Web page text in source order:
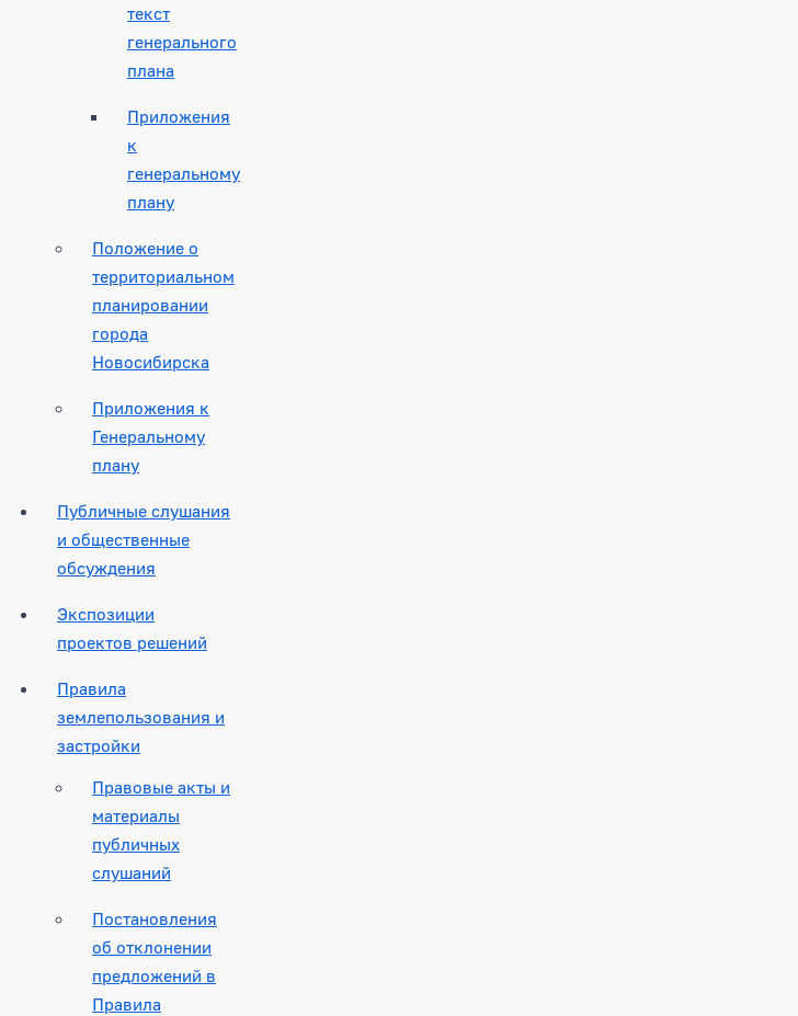
текст
генерального
плана
Приложения
к
генеральному
плану
Положение о
территориальном
планировании
города
Новосибирска
Приложения к
Генеральному
плану
Публичные слушания
и общественные
обсуждения
Экспозиции
проектов решений
Правила
землепользования и
застройки
Правовые акты и
материалы
публичных
слушаний
Постановления
об отклонении
предложений в
Правила